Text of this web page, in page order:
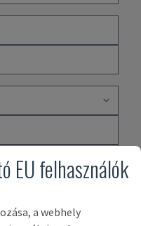
EU felhasználók
a webhely